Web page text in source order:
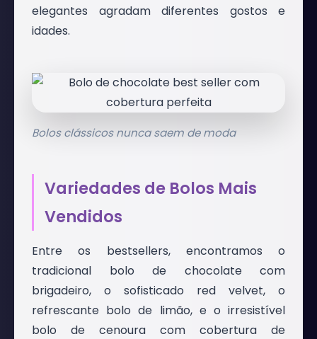
elegantes agradam diferentes gostos e
idades.
Bolos clássicos nunca saem de moda
Variedades de Bolos Mais
Vendidos
Entre os bestsellers, encontramos o
tradicional bolo de chocolate com
brigadeiro, o sofisticado red velvet, o
refrescante bolo de limão, e o irresistível
bolo de cenoura com cobertura de